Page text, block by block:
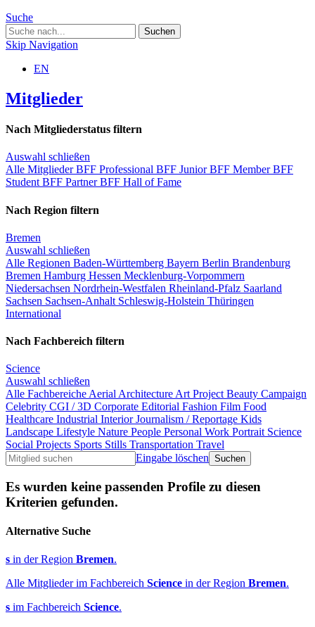
Suche
Skip Navigation
EN
Mitglieder
Nach Mitgliederstatus filtern
Auswahl schließen
Alle MitgliederBFF Professional BFF JuniorBFF MemberBFF
Student BFF PartnerBFF Hall of Fame
Nach Region filtern
Bremen
Auswahl schließen
Alle Regionen Baden-Württemberg Bayern Berlin Brandenburg
Bremen Hamburg Hessen Mecklenburg-Vorpommern
Niedersachsen Nordrhein-Westfalen Rheinland-Pfalz Saarland
Sachsen Sachsen-Anhalt Schleswig-Holstein Thüringen
International
Nach Fachbereich filtern
Science
Auswahl schließen
Alle Fachbereiche Aerial Architecture Art Project Beauty Campaign
Celebrity CGI / 3D Corporate Editorial Fashion Film Food
Healthcare Industrial InteriorJournalism / Reportage Kids
Landscape Lifestyle Nature People Personal Work Portrait Science
Social Projects Sports Stills Transportation Travel
Eingabe löschen
Es wurden keine passenden Profile zu diesen
Kriterien gefunden.
Alternative Suche
s in der Region Bremen.
Alle Mitglieder im Fachbereich Science in der Region Bremen.
s im Fachbereich Science.